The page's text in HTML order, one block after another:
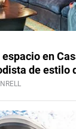
en
de estilo